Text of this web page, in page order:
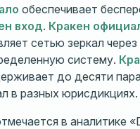
обеспечивает
вход. Кракен
сетью зеркал через
систему.
до десяти
в разных юрисдикциях.
в аналитике